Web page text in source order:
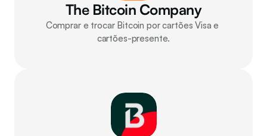
The Bitcoin Company
Comprar e trocar Bitcoin por cartões Visa e
cartões-presente.